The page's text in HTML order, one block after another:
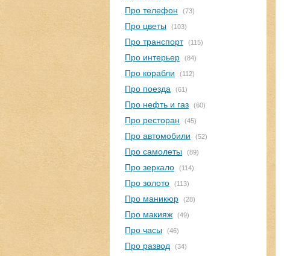
Про телефон (73)
Про цветы (103)
Про транспорт (115)
Про интерьер (84)
Про корабли (112)
Про поезда (61)
Про нефть и газ (60)
Про ресторан (45)
Про автомобили (52)
Про самолеты (89)
Про зеркало (114)
Про золото (113)
Про маникюр (28)
Про макияж (49)
Про часы (46)
Про развод (34)